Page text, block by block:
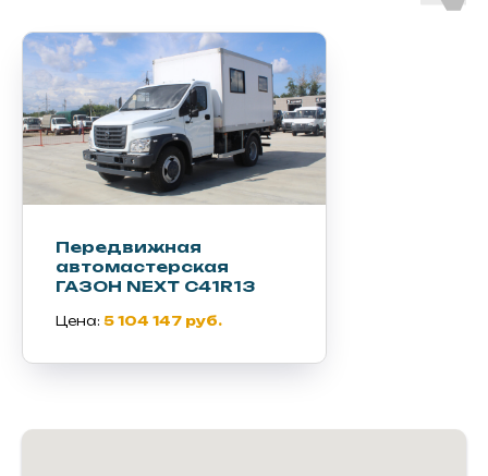
Передвижная
автомастерская
ГАЗОН NEXT C41R13
Цена: 5 104 147 руб.